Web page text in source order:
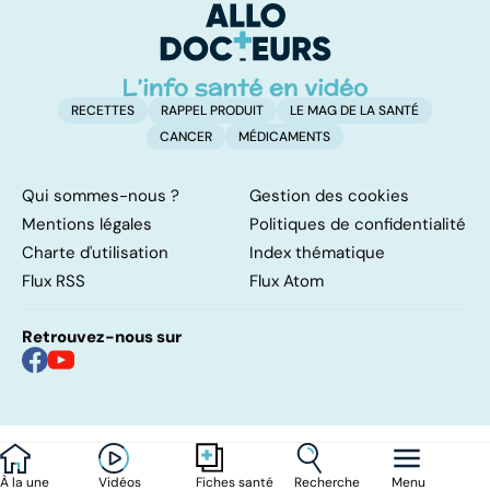
À la une Vidéos Fiches santé Recherche Menu
RECETTES RAPPEL PRODUIT
LE MAG DE LA SANTÉ
CANCER
MÉDICAMENTS
Qui sommes-nous ?
Gestion des cookies
Mentions légales
Politiques de confidentialité
Charte d'utilisation
Index thématique
Flux RSS
Flux Atom
Retrouvez-nous sur